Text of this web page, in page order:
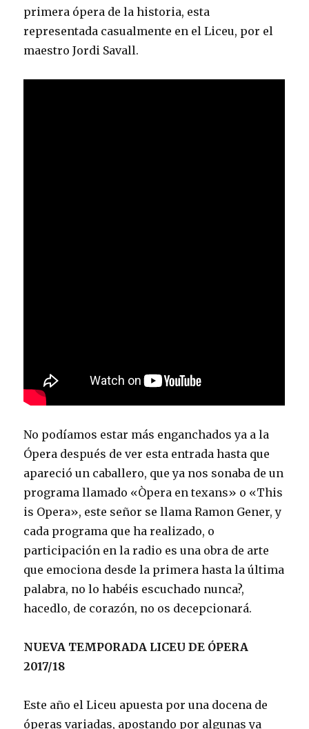
primera ópera de la historia, esta
representada casualmente en el Liceu, por el
maestro Jordi Savall.
No podíamos estar más enganchados ya a la
Ópera después de ver esta entrada hasta que
apareció un caballero, que ya nos sonaba de un
programa llamado «Òpera en texans» o «This
is Opera», este señor se llama Ramon Gener, y
cada programa que ha realizado, o
participación en la radio es una obra de arte
que emociona desde la primera hasta la última
palabra, no lo habéis escuchado nunca?,
hacedlo, de corazón, no os decepcionará.
NUEVA TEMPORADA LICEU DE ÓPERA
2017/18
Este año el Liceu apuesta por una docena de
óperas variadas, apostando por algunas ya